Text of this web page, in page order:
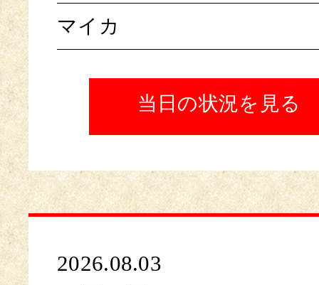
マイカ
当日の状況を見る
2026.08.03